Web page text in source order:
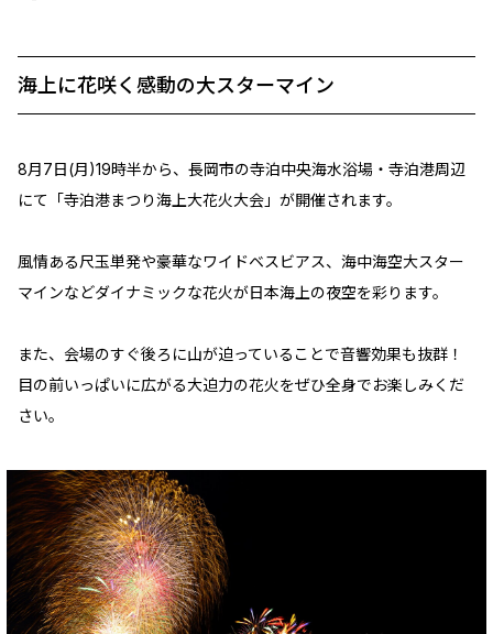
海上に花咲く感動の大スターマイン
8月7日(月)19時半から、長岡市の寺泊中央海水浴場・寺泊港周辺
にて「寺泊港まつり海上大花火大会」が開催されます。
風情ある尺玉単発や豪華なワイドベスビアス、海中海空大スター
マインなどダイナミックな花火が日本海上の夜空を彩ります。
また、会場のすぐ後ろに山が迫っていることで音響効果も抜群！
目の前いっぱいに広がる大迫力の花火をぜひ全身でお楽しみくだ
さい。